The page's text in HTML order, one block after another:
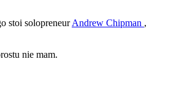
stoi solopreneurAndrew Chipman ,
nie mam.